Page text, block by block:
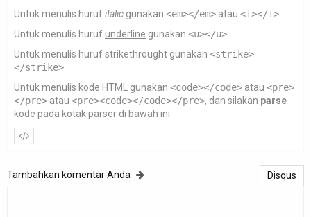
Untuk menulis hurufitalic gunakan <em></em> atau <i></i>
Untuk menulis hurufunderline gunakan <u></u>
Untuk menulis hurufstrikethrought gunakan <strike>
</strike>
Untuk menulis kode HTML gunakan <code></code> atau <pre>
</pre> atau <pre><code></code></pre>, dan silakan parse
kode pada kotak parser di bawah ini.
Disqus
Tambahkan komentar Anda